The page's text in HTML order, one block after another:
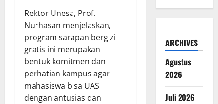
Rektor Unesa, Prof.
Nurhasan menjelaskan,
program sarapan bergizi
gratis ini merupakan
bentuk komitmen dan
perhatian kampus agar
mahasiswa bisa UAS
dengan antusias dan
ARCHIVES
Agustus
2026
Juli 2026